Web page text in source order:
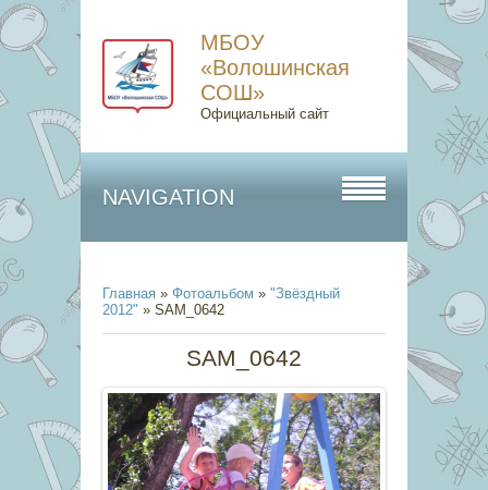
МБОУ
«Волошинская
СОШ»
Официальный сайт
NAVIGATION
Главная » Фотоальбом » "Звёздный
2012" » SAM_0642
SAM_0642